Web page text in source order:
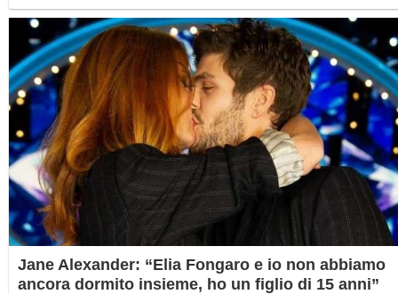
gli autori che hanno costruito ogni puntata.
Jane Alexander: “Elia Fongaro e io non abbiamo
ancora dormito insieme, ho un figlio di 15 anni”